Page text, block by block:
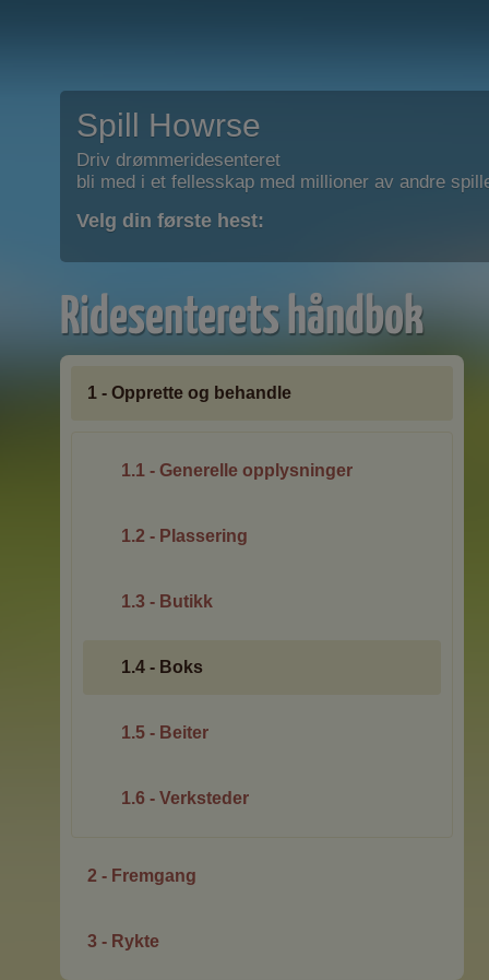
Spill Howrse
Driv drømmeridesenteret
bli med i et fellesskap med millioner av andre
Velg din første hest:
Ridesenterets håndbok
1 - Opprette og behandle
1.1 - Generelle opplysninger
1.2 - Plassering
1.3 - Butikk
1.4 - Boks
1.5 - Beiter
1.6 - Verksteder
2 - Fremgang
3 - Rykte